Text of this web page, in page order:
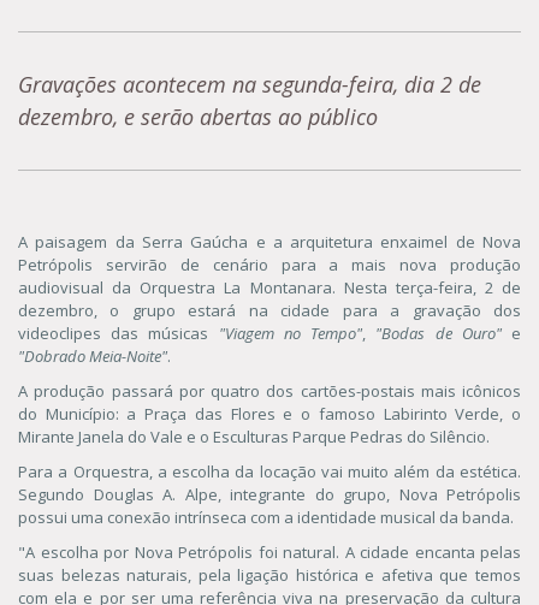
Gravações acontecem na segunda-feira, dia 2 de
dezembro, e serão abertas ao público
A paisagem da Serra Gaúcha e a arquitetura enxaimel de Nova
Petrópolis servirão de cenário para a mais nova produção
audiovisual da Orquestra La Montanara. Nesta terça-feira, 2 de
dezembro, o grupo estará na cidade para a gravação dos
videoclipes das músicas "Viagem no Tempo", "Bodas de Ouro"e
"Dobrado Meia-Noite".
A produção passará por quatro dos cartões-postais mais icônicos
do Município: a Praça das Flores e o famoso Labirinto Verde, o
Mirante Janela do Vale e o Esculturas Parque Pedras do Silêncio.
Para a Orquestra, a escolha da locação vai muito além da estética.
Segundo Douglas A. Alpe, integrante do grupo, Nova Petrópolis
possui uma conexão intrínseca com a identidade musical da banda.
"A escolha por Nova Petrópolis foi natural. A cidade encanta pelas
suas belezas naturais, pela ligação histórica e afetiva que temos
com ela e por ser uma referência viva na preservação da cultura